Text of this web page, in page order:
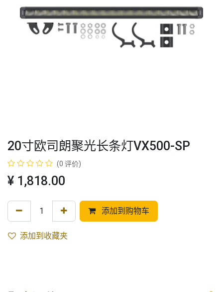
20寸欧司朗聚光长条灯VX500-SP
(0 评价)
¥ 1,818.00
添加到购物车
添加到收藏夹